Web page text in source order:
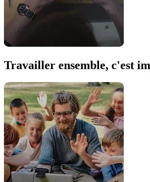
Travailler ensemble, c'est